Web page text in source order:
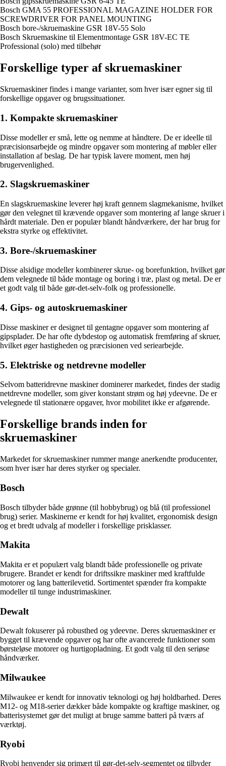
Bosch GMA 55 PROFESSIONAL MAGAZINE HOLDER FOR
SCREWDRIVER FOR PANEL MOUNTING
Bosch bore-/skruemaskine GSR 18V-55 Solo
Bosch Skruemaskine til Elementmontage GSR 18V-EC TE
Professional (solo) med tilbehør
Forskellige typer af skruemaskiner
Skruemaskiner findes i mange varianter, som hver især egner sig til
forskellige opgaver og brugssituationer.
1. Kompakte skruemaskiner
Disse modeller er små, lette og nemme at håndtere. De er ideelle til
præcisionsarbejde og mindre opgaver som montering af møbler eller
installation af beslag. De har typisk lavere moment, men høj
brugervenlighed.
2. Slagskruemaskiner
En slagskruemaskine leverer høj kraft gennem slagmekanisme, hvilket
gør den velegnet til krævende opgaver som montering af lange skruer i
hårdt materiale. Den er populær blandt håndværkere, der har brug for
ekstra styrke og effektivitet.
3. Bore-/skruemaskiner
Disse alsidige modeller kombinerer skrue- og borefunktion, hvilket gør
dem velegnede til både montage og boring i træ, plast og metal. De er
et godt valg til både gør-det-selv-folk og professionelle.
4. Gips- og autoskruemaskiner
Disse maskiner er designet til gentagne opgaver som montering af
gipsplader. De har ofte dybdestop og automatisk fremføring af skruer,
hvilket øger hastigheden og præcisionen ved seriearbejde.
5. Elektriske og netdrevne modeller
Selvom batteridrevne maskiner dominerer markedet, findes der stadig
netdrevne modeller, som giver konstant strøm og høj ydeevne. De er
velegnede til stationære opgaver, hvor mobilitet ikke er afgørende.
Forskellige brands inden for
skruemaskiner
Markedet for skruemaskiner rummer mange anerkendte producenter,
som hver især har deres styrker og specialer.
Bosch
Bosch tilbyder både grønne (til hobbybrug) og blå (til professionel
brug) serier. Maskinerne er kendt for høj kvalitet, ergonomisk design
og et bredt udvalg af modeller i forskellige prisklasser.
Makita
Makita er et populært valg blandt både professionelle og private
brugere. Brandet er kendt for driftssikre maskiner med kraftfulde
motorer og lang batterilevetid. Sortimentet spænder fra kompakte
modeller til tunge industrimaskiner.
Dewalt
Dewalt fokuserer på robusthed og ydeevne. Deres skruemaskiner er
bygget til krævende opgaver og har ofte avancerede funktioner som
børsteløse motorer og hurtigopladning. Et godt valg til den seriøse
håndværker.
Milwaukee
Milwaukee er kendt for innovativ teknologi og høj holdbarhed. Deres
M12- og M18-serier dækker både kompakte og kraftige maskiner, og
batterisystemet gør det muligt at bruge samme batteri på tværs af
værktøj.
Ryobi
Ryobi henvender sig primært til gør-det-selv-segmentet og tilbyder